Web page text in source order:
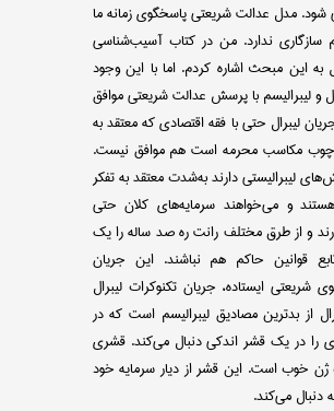
شود. مدل عدالت شریعتی پاسخگوی زمانه ما
سازگاری ندارد. من در کتاب آسیب‌شناسی
این مبحث اشاره کردم. اما با این وجود
و لیبرالیسم با پرسش عدالت شریعتی موافق
لیبرال حتی با فقه اقتصادی که معتقد به
مکاسب محرمه است هم موافق نیست.
لیبرالیستی دارند به‌شدت معتقد به تفکر
هستند و می‌خواهند سرمایه‌های کلان حتی
و از طرق مختلف رانت ره صد ساله را یک
قوانین حاکم هم نباشند. این جریان
شریعتی ایستاده، جریان تکنوکرات لیبرال
از بدترین مصادیق لیبرالیسم است که در
را در یک قشر اندکی دنبال می‌کند. قشری
خوب است. این قشر از دیار سرمایه خود
دنبال می‌کند.